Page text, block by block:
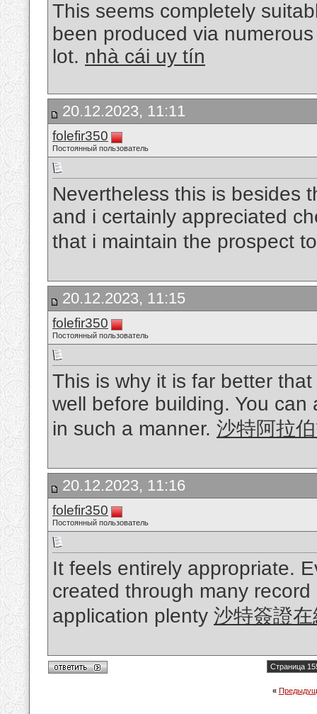
This seems completely
been produced via
lot. nhà cái uy tín
20.12.2023, 11:11
folefir350
Постоянный пользователь
Nevertheless this is besides
and i certainly appreciated
that i maintain the prospect
20.12.2023, 11:15
folefir350
Постоянный пользователь
This is why it is far better
well before building. You
in such a manner. 沙特阿拉
20.12.2023, 11:16
folefir350
Постоянный пользователь
It feels entirely appropriate.
created through many
application plenty 沙特簽證
Страница
«